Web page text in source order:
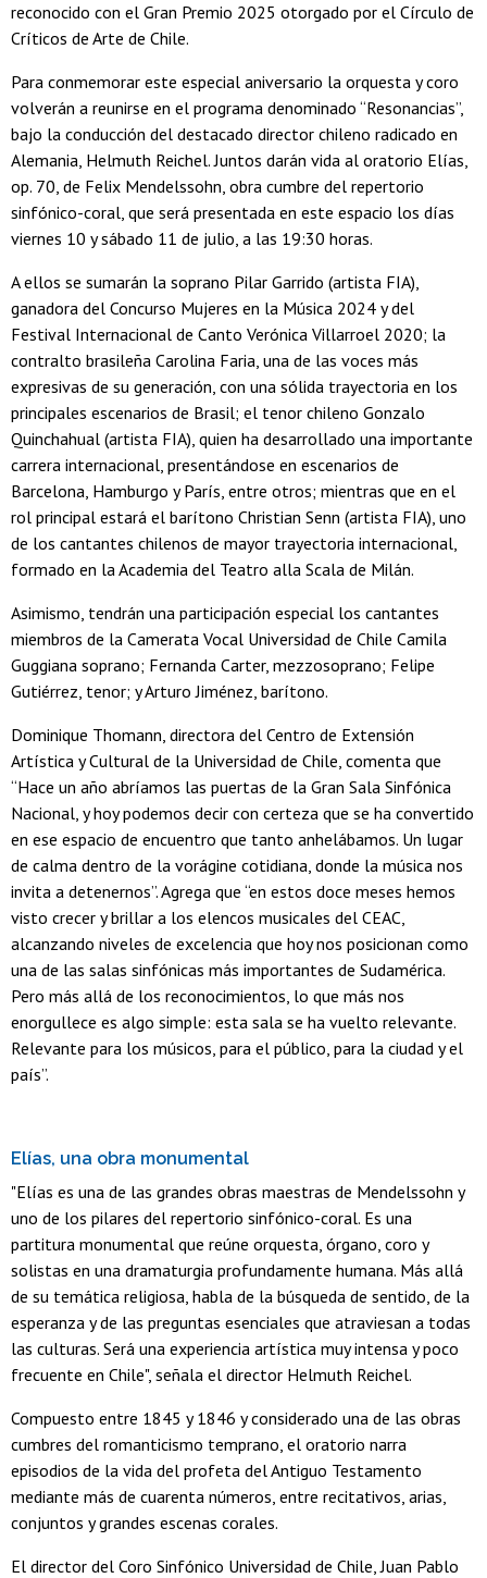
reconocido con el Gran Premio 2025 otorgado por el Círculo de
Críticos de Arte de Chile.
Para conmemorar este especial aniversario la orquesta y coro
volverán a reunirse en el programa denominado “Resonancias”,
bajo la conducción del destacado director chileno radicado en
Alemania, Helmuth Reichel. Juntos darán vida al oratorio Elías,
op. 70, de Felix Mendelssohn, obra cumbre del repertorio
sinfónico-coral, que será presentada en este espacio los días
viernes 10 y sábado 11 de julio, a las 19:30 horas.
A ellos se sumarán la soprano Pilar Garrido (artista FIA),
ganadora del Concurso Mujeres en la Música 2024 y del
Festival Internacional de Canto Verónica Villarroel 2020; la
contralto brasileña Carolina Faria, una de las voces más
expresivas de su generación, con una sólida trayectoria en los
principales escenarios de Brasil; el tenor chileno Gonzalo
Quinchahual (artista FIA), quien ha desarrollado una importante
carrera internacional, presentándose en escenarios de
Barcelona, Hamburgo y París, entre otros; mientras que en el
rol principal estará el barítono Christian Senn (artista FIA), uno
de los cantantes chilenos de mayor trayectoria internacional,
formado en la Academia del Teatro alla Scala de Milán.
Asimismo, tendrán una participación especial los cantantes
miembros de la Camerata Vocal Universidad de Chile Camila
Guggiana soprano; Fernanda Carter, mezzosoprano; Felipe
Gutiérrez, tenor; y Arturo Jiménez, barítono.
Dominique Thomann, directora del Centro de Extensión
Artística y Cultural de la Universidad de Chile, comenta que
“Hace un año abríamos las puertas de la Gran Sala Sinfónica
Nacional, y hoy podemos decir con certeza que se ha convertido
en ese espacio de encuentro que tanto anhelábamos. Un lugar
de calma dentro de la vorágine cotidiana, donde la música nos
invita a detenernos”. Agrega que “en estos doce meses hemos
visto crecer y brillar a los elencos musicales del CEAC,
alcanzando niveles de excelencia que hoy nos posicionan como
una de las salas sinfónicas más importantes de Sudamérica.
Pero más allá de los reconocimientos, lo que más nos
enorgullece es algo simple: esta sala se ha vuelto relevante.
Relevante para los músicos, para el público, para la ciudad y el
país”.
Elías, una obra monumental
"Elías es una de las grandes obras maestras de Mendelssohn y
uno de los pilares del repertorio sinfónico-coral. Es una
partitura monumental que reúne orquesta, órgano, coro y
solistas en una dramaturgia profundamente humana. Más allá
de su temática religiosa, habla de la búsqueda de sentido, de la
esperanza y de las preguntas esenciales que atraviesan a todas
las culturas. Será una experiencia artística muy intensa y poco
frecuente en Chile", señala el director Helmuth Reichel.
Compuesto entre 1845 y 1846 y considerado una de las obras
cumbres del romanticismo temprano, el oratorio narra
episodios de la vida del profeta del Antiguo Testamento
mediante más de cuarenta números, entre recitativos, arias,
conjuntos y grandes escenas corales.
El director del Coro Sinfónico Universidad de Chile, Juan Pablo